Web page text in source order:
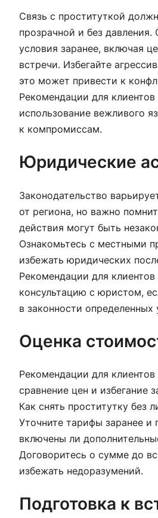
Связь с проституткой
прозрачной и без давления.
условия заранее, включая
встречи. Избегайте
это может привести к
Рекомендации для
использование вежливого
к компромиссам.
Юридические
Законодательство
от региона, но важно
действия могут быть
Ознакомьтесь с местными
избежать юридических
Рекомендации для
консультацию с юристом,
в законности определенных
Оценка
Рекомендации для клиентов
сравнение цен и избегание
Как снять проститутку без
Уточните тарифы заранее и
включены ли
Договоритесь о сумме до
избежать недоразумений.
Подготовка к